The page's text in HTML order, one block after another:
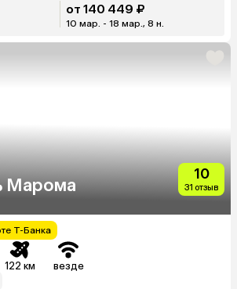
от 140 449 ₽
10 мар. - 18 мар., 8 н.
Марома
10
31 отзыв
Т-Банка
122 км везде